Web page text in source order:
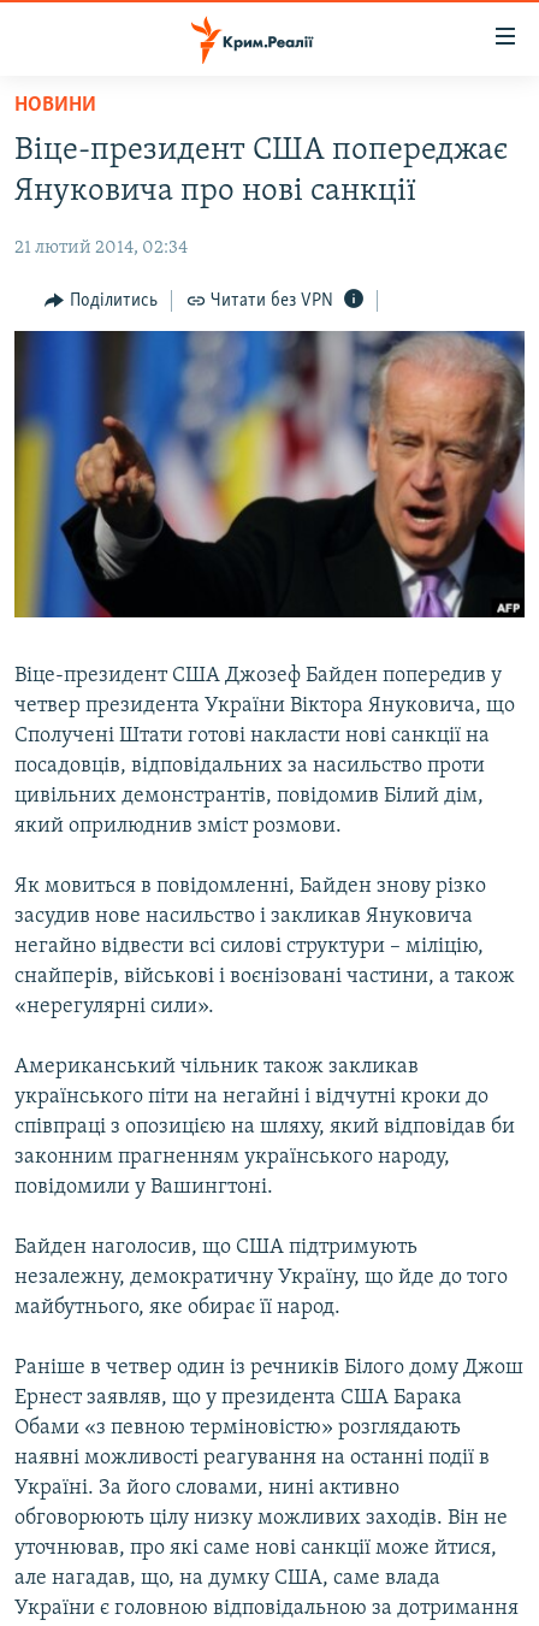
Перейти
основного
матеріалу
Перейти
до
навігації
Перейти
ВОДА.КРИМ
ВІДЕО ТА ФОТО
ПОЛІТИКА
БЛОГИ
ВСЕ ЗА ДЕНЬ
СПЕЦПРОЕКТИ
ДЕПОРТАЦІЯ
ВІДЕОУРОКИ «ELIFBE»
СВІДЧЕННЯ ОКУПАЦІЇ
ІНФОГРАФІКА
ЯК ОБІЙТИ БЛОКУВАННЯ
Русский
Qırımtatar
ДОЛУЧАЙСЯ!
Усі сайти RFE/RL
НОВИНИ
Віце-президент США попереджає
Януковича про нові санкції
21 лютий 2014, 02:34
Поділитись Читати без VPN
Віце-президент США Джозеф Байден попередив у
четвер президента України Віктора Януковича, що
Сполучені Штати готові накласти нові санкції на
посадовців, відповідальних за насильство проти
цивільних демонстрантів, повідомив Білий дім,
який оприлюднив зміст розмови.
Як мовиться в повідомленні, Байден знову різко
засудив нове насильство і закликав Януковича
негайно відвести всі силові структури – міліцію,
снайперів, військові і воєнізовані частини, а також
«нерегулярні сили».
Американський чільник також закликав
українського піти на негайні і відчутні кроки до
співпраці з опозицією на шляху, який відповідав би
законним прагненням українського народу,
повідомили у Вашингтоні.
Байден наголосив, що США підтримують
незалежну, демократичну Україну, що йде до того
майбутнього, яке обирає її народ.
Раніше в четвер один із речників Білого дому Джош
Ернест заявляв, що у президента США Барака
Обами «з певною терміновістю» розглядають
наявні можливості реагування на останні події в
Україні. За його словами, нині активно
обговорюють цілу низку можливих заходів. Він не
уточнював, про які саме нові санкції може йтися,
але нагадав, що, на думку США, саме влада
України є головною відповідальною за дотримання